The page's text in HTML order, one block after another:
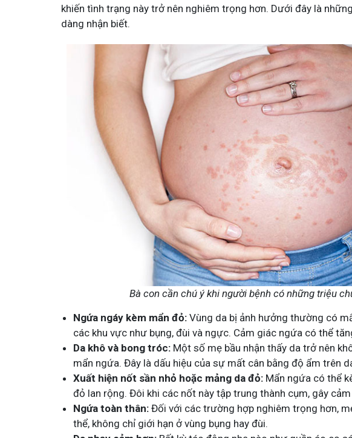
khiến tình trạng này trở nên nghiêm trọng hơn. Dưới đây là
dàng nhận biết.
Bà con cần chú ý khi người bệnh có những triệu
Ngứa ngáy kèm mẩn đỏ: Vùng da bị ảnh hưởng thường có
các khu vực như bụng, đùi và ngực. Cảm giác ngứa có thể
Da khô và bong tróc: Một số mẹ bầu nhận thấy da trở nên
mẩn ngứa. Đây là dấu hiệu của sự mất cân bằng độ ẩm trên
Xuất hiện nốt sần nhỏ hoặc mảng da đỏ: Mẩn ngứa có thể
đỏ lan rộng. Đôi khi các nốt này tập trung thành cụm, gây
Ngứa toàn thân: Đối với các trường hợp nghiêm trọng hơn,
thể, không chỉ giới hạn ở vùng bụng hay đùi.